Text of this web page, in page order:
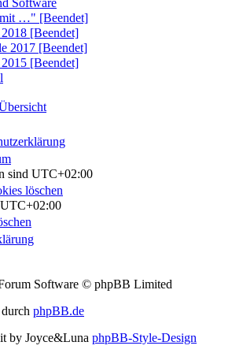
Software
…" [Beendet]
[Beendet]
2017 [Beendet]
[Beendet]
sind UTC+02:00
löschen
UTC+02:00
Software © phpBB Limited
phpBB.de
by Joyce&Luna phpBB-Style-Design